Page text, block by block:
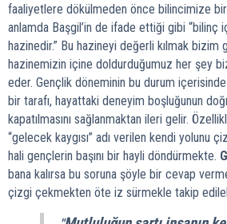
faaliyetlere dökülmeden önce bilincimize
anlamda Başgil’in de ifade ettiği gibi “bilinç
hazinedir.” Bu hazineyi değerli kılmak bizim
hazinemizin içine doldurduğumuz her şey
eder. Gençlik döneminin bu durum içerisinde
bir tarafı, hayattaki deneyim boşluğunun
kapatılmasını sağlanmaktan ileri gelir.
“gelecek kaygısı” adı verilen kendi yolunu
hali gençlerin başını bir hayli döndürmekte.
bana kalırsa bu soruna şöyle bir cevap
çizgi çekmekten öte iz sürmekle takip